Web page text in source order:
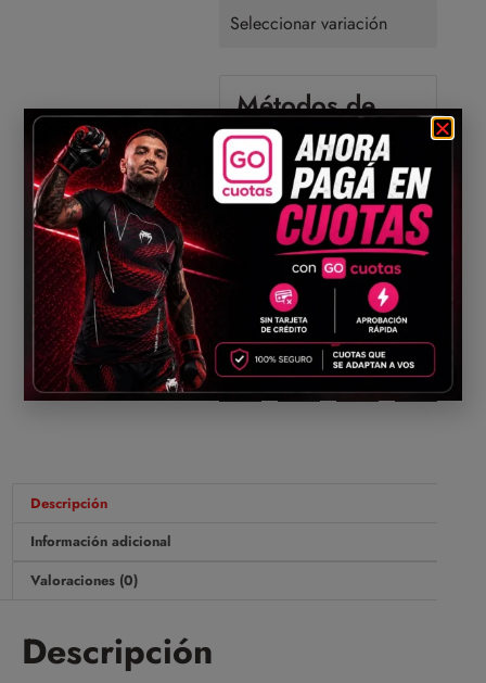
Seleccionar variación
Métodos de
pago
Pago seguro
Envíos a todo el
país
Compartir
Descripción
Información adicional
Valoraciones (0)
Descripción